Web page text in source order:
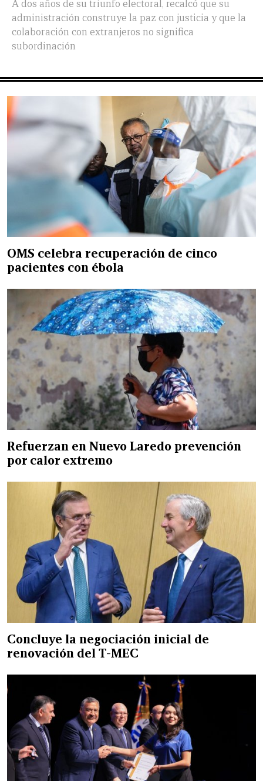
A dos años de su triunfo electoral, recalcó que su
administración construye la paz con justicia y que la
colaboración con extranjeros no significa
subordinación
OMS celebra recuperación de cinco
pacientes con ébola
Refuerzan en Nuevo Laredo prevención
por calor extremo
Concluye la negociación inicial de
renovación del T-MEC